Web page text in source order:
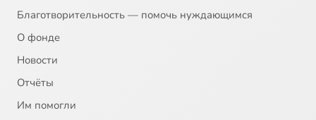
Благотворительность — помочь нуждающимся
О фонде
Новости
Отчёты
Им помогли